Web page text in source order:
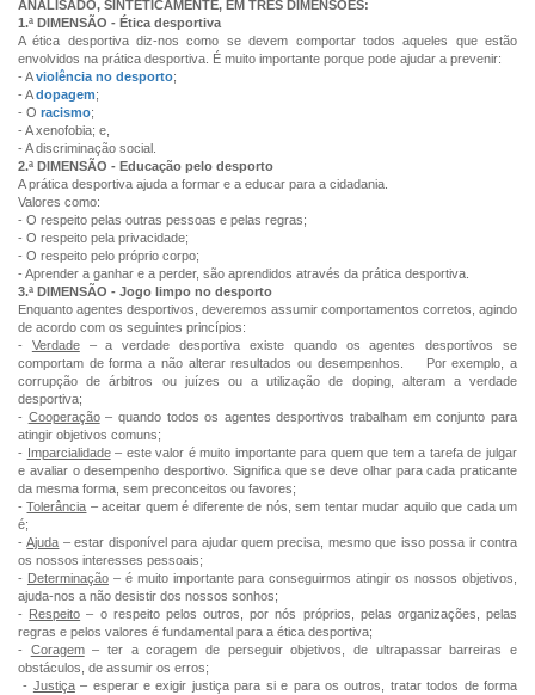
ANALISADO, SINTETICAMENTE, EM TRÊS DIMENSÕES:
1.ª DIMENSÃO - Ética desportiva
A ética desportiva diz-nos como se devem comportar todos aqueles que estão
envolvidos na prática desportiva. É muito importante porque pode ajudar a prevenir:
- Aviolência no desporto;
- Adopagem;
- O racismo;
- A xenofobia; e,
- A discriminação social.
2.ª DIMENSÃO - Educação pelo desporto
A prática desportiva ajuda a formar e a educar para a cidadania.
Valores como:
- O respeito pelas outras pessoas e pelas regras;
- O respeito pela privacidade;
- O respeito pelo próprio corpo;
- Aprender a ganhar e a perder, são aprendidos através da prática desportiva.
3.ª DIMENSÃO - Jogo limpo no desporto
Enquanto agentes desportivos, deveremos assumir comportamentos corretos, agindo
de acordo com os seguintes princípios:
- Verdade– a verdade desportiva existe quando os agentes desportivos se
comportam de forma a não alterar resultados ou desempenhos.
Por exemplo, a
corrupção de árbitros ou juízes ou a utilização de doping, alteram a verdade
desportiva;
- Cooperação– quando todos os agentes desportivos trabalham em conjunto para
atingir objetivos comuns;
- Imparcialidade– este valor é muito importante para quem que tem a tarefa de julgar
e avaliar o desempenho desportivo. Significa que se deve olhar para cada praticante
da mesma forma, sem preconceitos ou favores;
-Tolerância – aceitar quem é diferente de nós, sem tentar mudar aquilo que cada um
é;
-Ajuda – estar disponível para ajudar quem precisa, mesmo que isso possa ir contra
os nossos interesses pessoais;
- Determinação– é muito importante para conseguirmos atingir os nossos objetivos,
ajuda-nos a não desistir dos nossos sonhos;
- Respeito – o respeito pelos outros, por nós próprios, pelas organizações, pelas
regras e pelos valores é fundamental para a ética desportiva;
- Coragem– ter a coragem de perseguir objetivos, de ultrapassar barreiras e
obstáculos, de assumir os erros;
- Justiça– esperar e exigir justiça para si e para os outros, tratar todos de forma